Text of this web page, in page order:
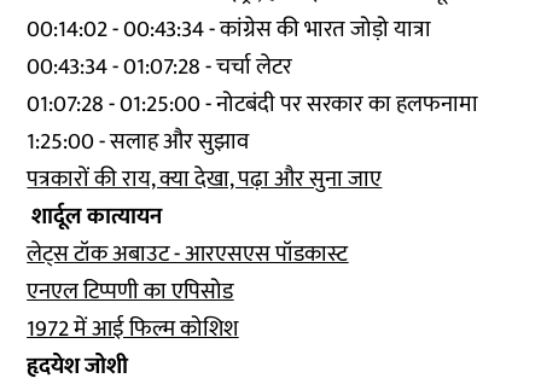
00:14:02 - 00:43:34 - कांग्रेस की भारत जोड़ो यात्रा
00:43:34 - 01:07:28 - चर्चा लेटर
01:07:28 - 01:25:00 - नोटबंदी पर सरकार का हलफनामा
1:25:00 - सलाह और सुझाव
पत्रकारों की राय, क्या देखा, पढ़ा और सुना जाए
शार्दूल कात्यायन
लेट्स टॉक अबाउट - आरएसएस पॉडकास्ट
एनएल टिप्पणी का एपिसोड
1972 में आई फिल्म कोशिश
हृदयेश जोशी